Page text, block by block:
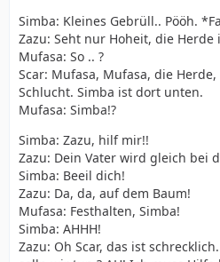
Simba: Kleines Gebrüll.. Pööh.
Zazu: Seht nur Hoheit, die Herde
Mufasa: So .. ?
Scar: Mufasa, Mufasa, die
Schlucht. Simba ist dort unten.
Mufasa: Simba!?
Simba: Zazu, hilf mir!!
Zazu: Dein Vater wird gleich bei
Simba: Beeil dich!
Zazu: Da, da, auf dem Baum!
Mufasa: Festhalten, Simba!
Simba: AHHH!
Zazu: Oh Scar, das ist